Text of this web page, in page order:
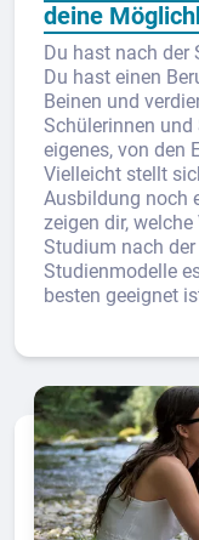
deine
Du hast nach der
Du hast einen
Beinen und
Schülerinnen
eigenes, von den
Vielleicht stellt
Ausbildung noch
zeigen dir,
Studium nach
Studienmodelle
besten geeignet